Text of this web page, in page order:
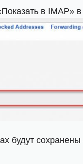
в IMAP» в
будут сохранены